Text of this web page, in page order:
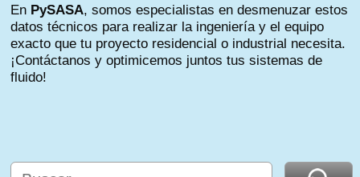
En PySASA, somos especialistas en desmenuzar estos
datos técnicos para realizar la ingeniería y el equipo
exacto que tu proyecto residencial o industrial necesita.
¡Contáctanos y optimicemos juntos tus sistemas de
fluido!